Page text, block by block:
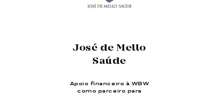
José de Mello
Saúde
Apoio financeiro à WBW
como parceiro para